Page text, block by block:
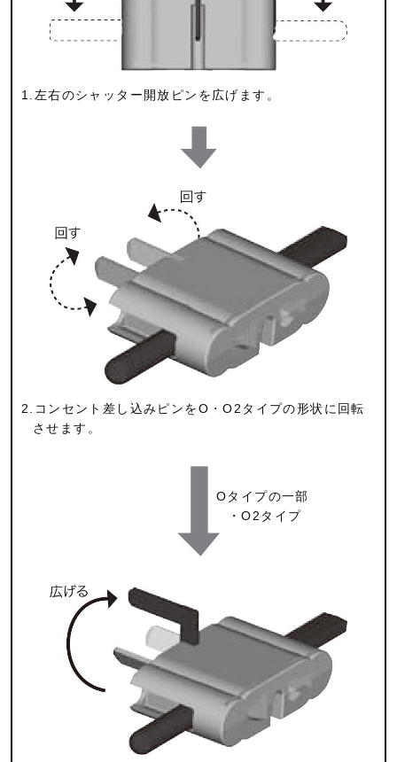
1.左右のシャッター開放ピンを広げます。
2.コンセント差し込みピンをO・O2タイプの形状に回転
させます。
Oタイプの一部
・O2タイプ